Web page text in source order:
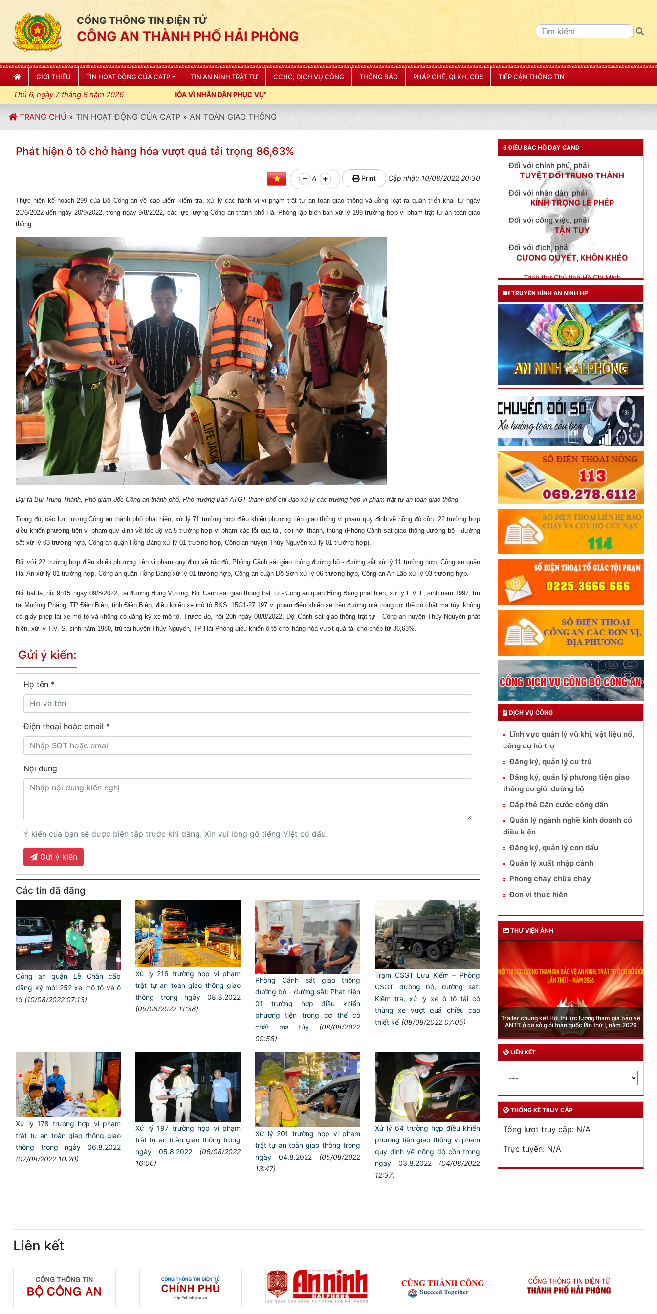
CỔNG THÔNG TIN ĐIỆN TỬ
CÔNG AN THÀNH PHỐ HẢI PHÒNG
GIỚI THIỆU TIN HOẠT ĐỘNG CỦA CATP TIN AN NINH TRẬT TỰ CCHC, DỊCH VỤ CÔNG THÔNG BÁO PHÁP CHẾ, QLKH, CĐS TIẾP CẬN THÔNG TIN
Thứ 6, ngày 7 tháng 8 năm 2026
DỰNG NẾP SỐNG VĂN HÓA VÌ NHÂN DÂN PHỤC VỤ"
TRANG CHỦ » TIN HOẠT ĐỘNG CỦA CATP » AN TOÀN GIAO THÔNG
Phát hiện ô tô chở hàng hóa vượt quá tải trọng 86,63%
A Print Cập nhật: 10/08/2022 20:30
Thực hiện kế hoạch 299 của Bộ Công an về cao điểm kiểm tra, xử lý các hành vi vi phạm trật tự an toàn giao thông và đồng loạt ra quân triển khai từ ngày
20/6/2022 đến ngày 20/9/2022, trong ngày 9/8/2022, các lực lượng Công an thành phố Hải Phòng lập biên bản xử lý 199 trường hợp vi phạm trật tự an toàn giao
thông.
Đại tá Bùi Trung Thành, Phó giám đốc Công an thành phố, Phó trưởng Ban ATGT thành phố chỉ đạo xử lý các trường hợp vi phạm trật tự an toàn giao thông
Trong đó, các lực lượng Công an thành phố phát hiện, xử lý 71 trường hợp điều khiển phương tiện giao thông vi phạm quy định về nồng độ cồn, 22 trường hợp
điều khiển phương tiện vi phạm quy định về tốc độ và 5 trường hợp vi phạm các lỗi quá tải, cơi nới thành, thùng (Phòng Cảnh sát giao thông đường bộ - đường
sắt xử lý 03 trường hợp, Công an quận Hồng Bàng xử lý 01 trường hợp, Công an huyện Thủy Nguyên xử lý 01 trường hợp).
Đối với 22 trường hợp điều khiển phương tiện vi phạm quy định về tốc độ, Phòng Cảnh sát giao thông đường bộ - đường sắt xử lý 11 trường hợp, Công an quận
Hải An xử lý 01 trường hợp, Công an quận Hồng Bàng xử lý 01 trường hợp, Công an quận Đồ Sơn xử lý 06 trường hợp, Công an An Lão xử lý 03 trường hợp.
Nổi bật là, hồi 9h15' ngày 09/8/2022, tại đường Hùng Vương, Đội Cảnh sát giao thông trật tự - Công an quận Hồng Bàng phát hiện, xử lý L.V. L, sinh năm 1997, trú
tại Mường Phăng, TP Điện Biên, tỉnh Điện Biên, điều khiển xe mô tô BKS: 15G1-27.197 vi phạm điều khiển xe trên đường mà trong cơ thể có chất ma túy, không
có giấy phép lái xe mô tô và không có đăng ký xe mô tô. Trước đó, hồi 20h ngày 08/8/2022, Đội Cảnh sát giao thông trật tự - Công an huyện Thủy Nguyên phát
hiện, xử lý T.V. S, sinh năm 1980, trú tại huyện Thủy Nguyên, TP Hải Phòng điều khiển ô tô chở hàng hóa vượt quả tải cho phép từ 86,63%.
Gửi ý kiến:
Họ tên *
Điện thoại hoặc email *
Nội dung
Ý kiến của bạn sẽ được biên tập trước khi đăng. Xin vui lòng gõ tiếng Việt có dấu.
Gửi ý kiến
Các tin đã đăng
Công an quận Lê Chân cấp
đăng ký mới 252 xe mô tô và ô
tô (10/08/2022 07:13)
Xử lý 216 trường hợp vi phạm
trật tự an toàn giao thông giao
thông trong ngày 08.8.2022
(09/08/2022 11:38)
Phòng Cảnh sát giao thông
đường bộ - đường sắt: Phát hiện
01 trường hợp điều khiển
phương tiện trong cơ thể có
chất ma túy
(08/08/2022
09:58)
Trạm CSGT Lưu Kiếm – Phòng
CSGT đường bộ, đường sắt:
Kiểm tra, xử lý xe ô tô tải có
thùng xe vượt quá chiều cao
thiết kế (08/08/2022 07:05)
Xử lý 178 trường hợp vi phạm
trật tự an toàn giao thông giao
thông trong ngày 06.8.2022
(07/08/2022 10:20)
Xử lý 197 trường hợp vi phạm
trật tự an toàn giao thông trong
ngày 05.8.2022
(06/08/2022
16:00)
Xử lý 201 trường hợp vi phạm
trật tự an toàn giao thông trong
ngày 04.8.2022
(05/08/2022
13:47)
Xử lý 64 trường hợp điều khiển
phương tiện giao thông vi phạm
quy định về nồng độ cồn trong
ngày 03.8.2022
(04/08/2022
12:37)
6 ĐIỀU BÁC HỒ DẠY CAND
NGƯỜI CÔNG AN CÁCH MỆNH LÀ:
Đối với tự mình, phải
Đối với chính phủ, phải
TUYỆT ĐỐI TRUNG THÀNH
Đối với nhân dân, phải
KÍNH TRỌNG LỄ PHÉP
Đối với công việc, phải
TẬN TỤY
Đối với địch, phải
CƯƠNG QUYẾT, KHÔN KHÉO
Trích thư Chủ tịch Hồ Chí Minh
gửi Công an Khu XII,
ngày 11 tháng 3 năm 1948.
TRUYỀN HÌNH AN NINH HP
DỊCH VỤ CÔNG
Lĩnh vực quản lý vũ khí, vật liệu nổ,
công cụ hỗ trợ
Đăng ký, quản lý cư trú
Đăng ký, quản lý phương tiện giao
thông cơ giới đường bộ
Cấp thẻ Căn cước công dân
Quản lý ngành nghề kinh doanh có
điều kiện
Đăng ký, quản lý con dấu
Quản lý xuất nhập cảnh
Phòng cháy chữa cháy
Đơn vị thực hiện
THƯ VIỆN ẢNH
Phòng Quản lý xuất nhập cảnh: Hướng dẫn những
quy định mới trong lĩnh vực xuất cảnh, nhập cảnh
của công dân việt nam từ ngày 01/7/2026
LIÊN KẾT
THỐNG KÊ TRUY CẬP
Tổng lượt truy cập: N/A
Trực tuyến: N/A
Liên kết